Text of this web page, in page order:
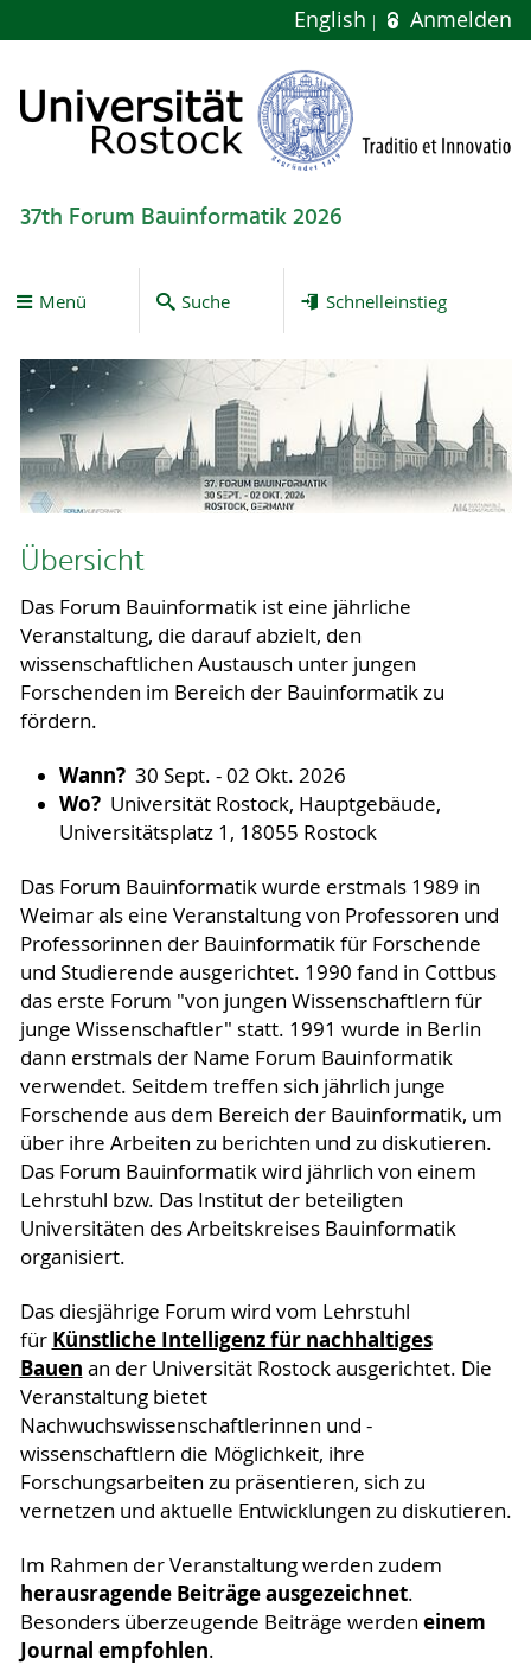
English Anmelden
37th Forum Bauinformatik 2026
Menü Suche Schnelleinstieg
Übersicht
Das Forum Bauinformatik ist eine jährliche
Veranstaltung, die darauf abzielt, den
wissenschaftlichen Austausch unter jungen
Forschenden im Bereich der Bauinformatik zu
fördern.
Wann?30 Sept. - 02 Okt. 2026
Wo?Universität Rostock, Hauptgebäude,
Universitätsplatz 1, 18055 Rostock
Das Forum Bauinformatik wurde erstmals 1989 in
Weimar als eine Veranstaltung von Professoren und
Professorinnen der Bauinformatik für Forschende
und Studierende ausgerichtet. 1990 fand in Cottbus
das erste Forum "von jungen Wissenschaftlern für
junge Wissenschaftler" statt. 1991 wurde in Berlin
dann erstmals der Name Forum Bauinformatik
verwendet. Seitdem treffen sich jährlich junge
Forschende aus dem Bereich der Bauinformatik, um
über ihre Arbeiten zu berichten und zu diskutieren.
Das Forum Bauinformatik wird jährlich von einem
Lehrstuhl bzw. Das Institut der beteiligten
Universitäten des Arbeitskreises Bauinformatik
organisiert.
Das diesjährige Forum wird vom Lehrstuhl
für Künstliche Intelligenz für nachhaltiges
Bauen an der Universität Rostock ausgerichtet. Die
Veranstaltung bietet
Nachwuchswissenschaftlerinnen und -
wissenschaftlern die Möglichkeit, ihre
Forschungsarbeiten zu präsentieren, sich zu
vernetzen und aktuelle Entwicklungen zu diskutieren.
Im Rahmen der Veranstaltung werden zudem
herausragende Beiträge ausgezeichnet.
Besonders überzeugende Beiträge werden einem
Journal empfohlen.